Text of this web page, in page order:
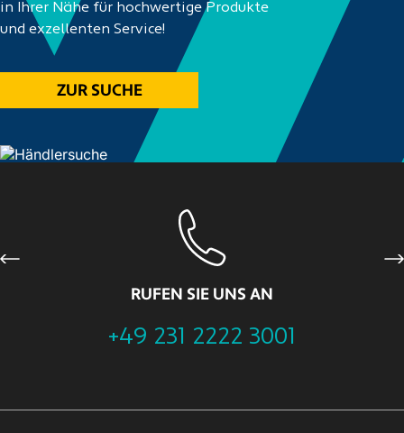
in Ihrer Nähe für hochwertige Produkte
und exzellenten Service!
ZUR SUCHE
RUFEN SIE UNS AN
+49 231 2222 3001
Previous